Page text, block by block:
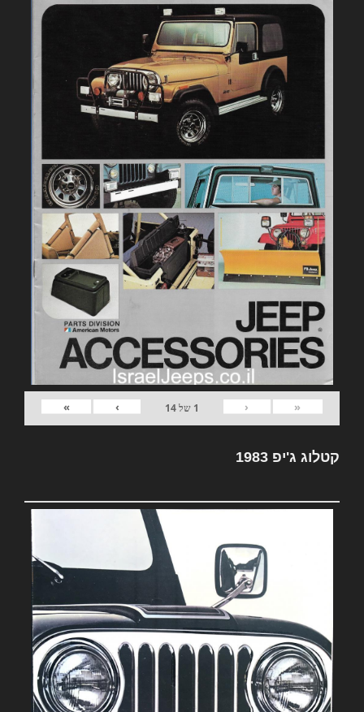
«
‹
1 של14
›
»
קטלוג ג'יפ 1983